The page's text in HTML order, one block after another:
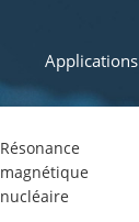
Applications
Résonance
magnétique
nucléaire